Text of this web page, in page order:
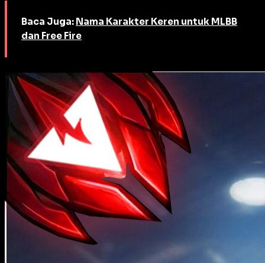
Baca Juga: Nama Karakter Keren untuk MLBB
dan Free Fire